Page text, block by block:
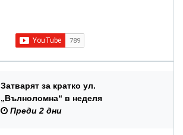
Затварят за кратко ул.
„Вълноломна“ в неделя
Преди 2 дни